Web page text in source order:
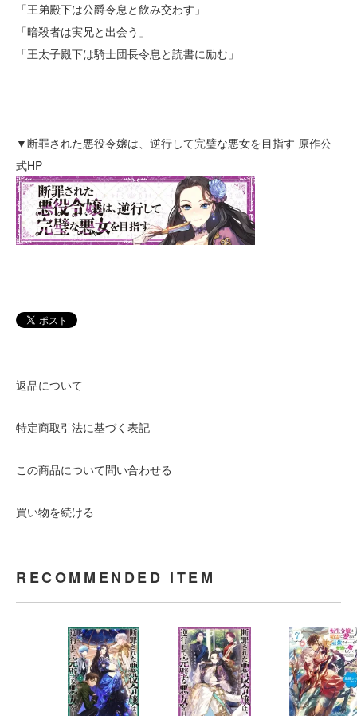
「王弟殿下は公爵令息と飲み交わす」
「暗殺者は実兄と出会う」
「王太子殿下は騎士団長令息と読書に励む」
▼断罪された悪役令嬢は、逆行して完璧な悪女を目指す 原作公
式HP
返品について
特定商取引法に基づく表記
この商品について問い合わせる
買い物を続ける
RECOMMENDED ITEM